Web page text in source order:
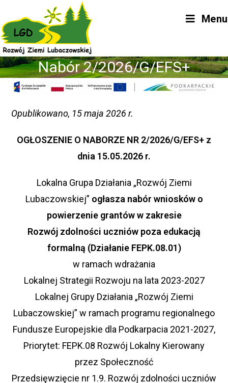
content
Menu
Nabór 2/2026/G/EFS+
Opublikowano, 15 maja 2026 r.
OGŁOSZENIE O NABORZE NR 2/2026/G/EFS+ z
dnia 15.05.2026 r.
Lokalna Grupa Działania „Rozwój Ziemi
Lubaczowskiej” ogłasza nabór wniosków o
powierzenie grantów w zakresie
Rozwój zdolności uczniów poza edukacją
formalną (Działanie FEPK.08.01)
w ramach wdrażania
Lokalnej Strategii Rozwoju na lata 2023-2027
Lokalnej Grupy Działania „Rozwój Ziemi
Lubaczowskiej” w ramach programu regionalnego
Fundusze Europejskie dla Podkarpacia 2021-2027,
Priorytet: FEPK.08 Rozwój Lokalny Kierowany
przez Społeczność
Przedsięwzięcie nr 1.9. Rozwój zdolności uczniów